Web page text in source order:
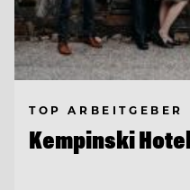
TOP ARBEITGEBER
Kempinski